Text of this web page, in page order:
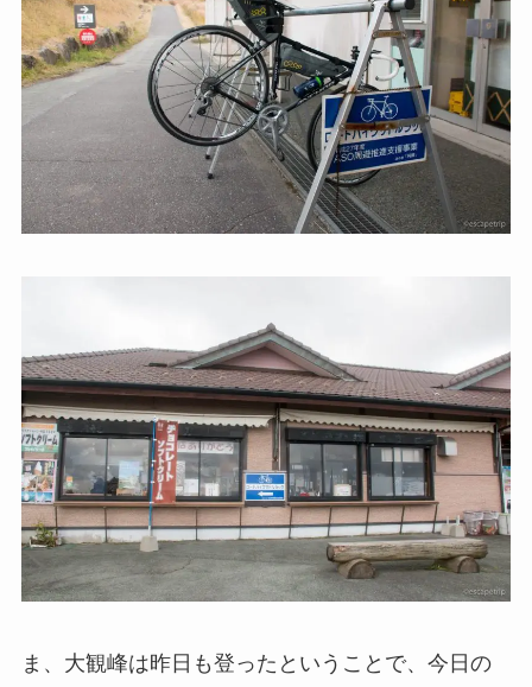
ま、大観峰は昨日も登ったということで、今日の